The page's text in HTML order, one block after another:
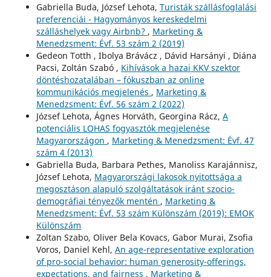
Gabriella Buda, József Lehota, Turisták szállásfoglalási
preferenciái - Hagyományos kereskedelmi
szálláshelyek vagy Airbnb? , Marketing &
Menedzsment: Évf. 53 szám 2 (2019)
Gedeon Totth , Ibolya Brávácz , Dávid Harsányi , Diána
Pacsi, Zoltán Szabó , Kihívások a hazai KKV szektor
döntéshozatalában – fókuszban az online
kommunikációs megjelenés , Marketing &
Menedzsment: Évf. 56 szám 2 (2022)
József Lehota, Ágnes Horváth, Georgina Rácz, A
potenciális LOHAS fogyasztók megjelenése
Magyarországon , Marketing & Menedzsment: Évf. 47
szám 4 (2013)
Gabriella Buda, Barbara Pethes, Manoliss Karajánnisz,
József Lehota, Magyarországi lakosok nyitottsága a
megosztáson alapuló szolgáltatások iránt szocio-
demográfiai tényezők mentén , Marketing &
Menedzsment: Évf. 53 szám Különszám (2019): EMOK
Különszám
Zoltan Szabo, Oliver Bela Kovacs, Gabor Murai, Zsofia
Voros, Daniel Kehl, An age-representative exploration
of pro-social behavior: human generosity-offerings,
expectations, and fairness , Marketing &